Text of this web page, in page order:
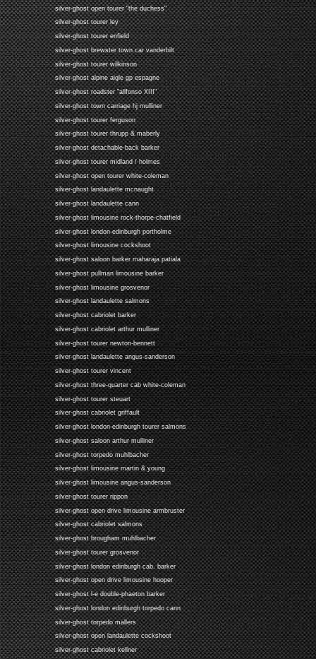
silver-ghost open tourer "the duchess"
silver-ghost tourer ley
silver-ghost tourer enfield
silver-ghost brewster town car vanderbilt
silver-ghost tourer wilkinson
silver-ghost alpine aigle gp espagne
silver-ghost roadster "allfonso XIII"
silver-ghost town carriage hj mulliner
silver-ghost tourer ferguson
silver-ghost tourer thrupp & maberly
silver-ghost detachable-back barker
silver-ghost tourer midland / holmes
silver-ghost open tourer white-coleman
silver-ghost landaulette mcnaught
silver-ghost landaulette cann
silver-ghost limousine rock-thorpe-chatfield
silver-ghost london-edinburgh portholme
silver-ghost limousine cockshoot
silver-ghost saloon barker maharaja patiala
silver-ghost pullman limousine barker
silver-ghost limousine grosvenor
silver-ghost landaulette salmons
silver-ghost cabriolet barker
silver-ghost cabriolet arthur mulliner
silver-ghost tourer newton-bennett
silver-ghost landaulette angus-sanderson
silver-ghost tourer vincent
silver-ghost three-quarter cab white-coleman
silver-ghost tourer steuart
silver-ghost cabriolet griffault
silver-ghost london-edinburgh tourer salmons
silver-ghost saloon arthur mulliner
silver-ghost torpedo muhlbacher
silver-ghost limousine martin & young
silver-ghost limousine angus-sanderson
silver-ghost tourer rippon
silver-ghost open drive limousine armbruster
silver-ghost cabriolet salmons
silver-ghost brougham muhlbacher
silver-ghost tourer grosvenor
silver-ghost london edinburgh cab. barker
silver-ghost open drive limousine hooper
silver-ghost l-e double-phaeton barker
silver-ghost london edinburgh torpedo cann
silver-ghost torpedo mallers
silver-ghost open landaulette cockshoot
silver-ghost cabriolet kellner